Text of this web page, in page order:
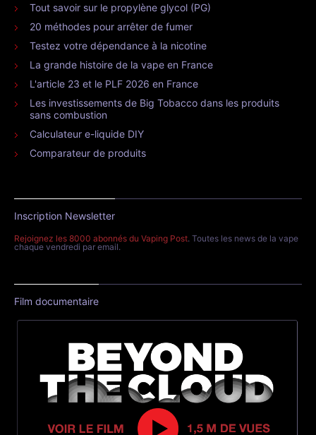
Tout savoir sur le propylène glycol (PG)
20 méthodes pour arrêter de fumer
Testez votre dépendance à la nicotine
La grande histoire de la vape en France
L'article 23 et le PLF 2026 en France
Les investissements de Big Tobacco dans les produits
sans combustion
Calculateur e-liquide DIY
Comparateur de produits
Inscription Newsletter
Rejoignez les 8000 abonnés du Vaping Post. Toutes les news de la vape
chaque vendredi par email.
Film documentaire